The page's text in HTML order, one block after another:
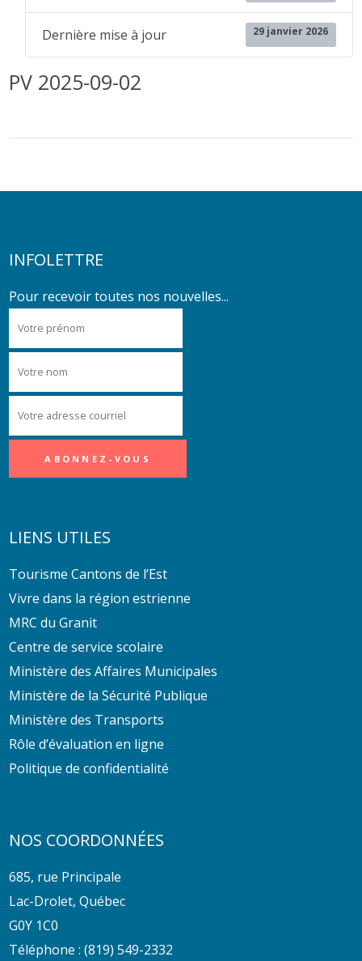
Dernière mise à jour 29 janvier 2026
PV 2025-09-02
INFOLETTRE
Pour recevoir toutes nos nouvelles...
LIENS UTILES
Tourisme Cantons de l’Est
Vivre dans la région estrienne
MRC du Granit
Centre de service scolaire
Ministère des Affaires Municipales
Ministère de la Sécurité Publique
Ministère des Transports
Rôle d’évaluation en ligne
Politique de confidentialité
NOS COORDONNÉES
685, rue Principale
Lac-Drolet, Québec
G0Y 1C0
Téléphone :(819) 549-2332